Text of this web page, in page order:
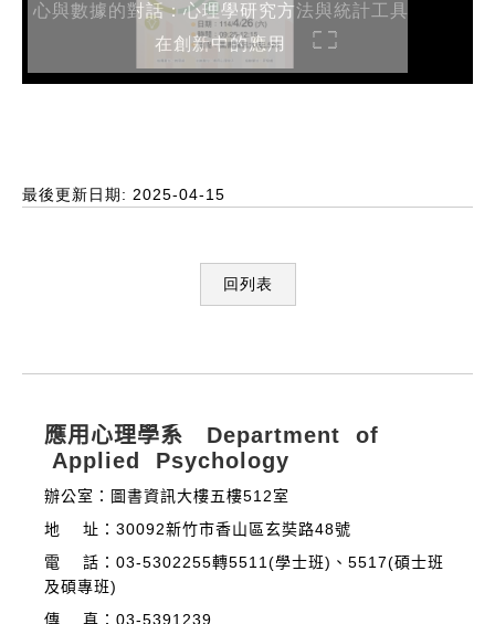
心與數據的對話：心理學研究方法與統計工具
在創新中的應用
最後更新日期: 2025-04-15
回列表
應用心理學系 Department of
Applied Psychology
辦公室：圖書資訊大樓五樓512室
地 址：30092新竹市香山區玄奘路48號
電 話：03-5302255轉5511(學士班)、5517(碩士班
及碩專班)
傳 真：03-5391239